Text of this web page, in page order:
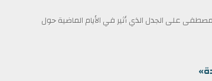
على الجدل الذي أثير في الأيام الماضية حول